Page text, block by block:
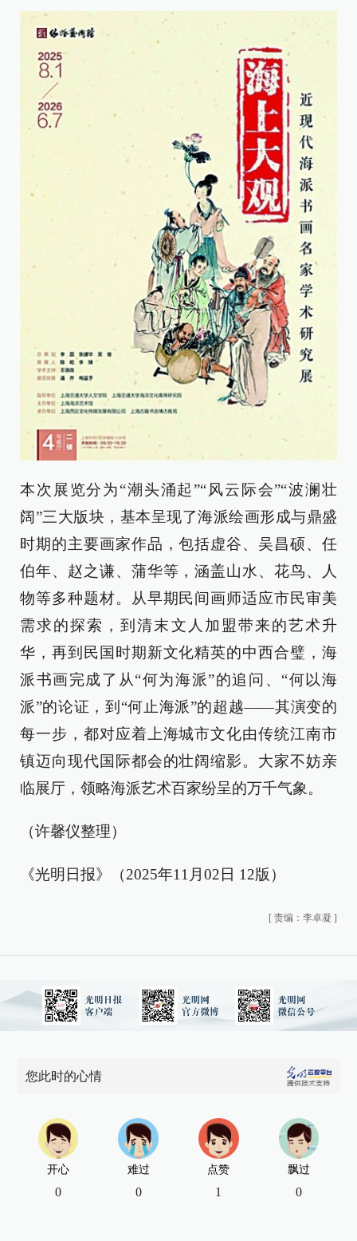
本次展览分为“潮头涌起”“风云际会”“波澜壮
阔”三大版块，基本呈现了海派绘画形成与鼎盛
时期的主要画家作品，包括虚谷、吴昌硕、任
伯年、赵之谦、蒲华等，涵盖山水、花鸟、人
物等多种题材。从早期民间画师适应市民审美
需求的探索，到清末文人加盟带来的艺术升
华，再到民国时期新文化精英的中西合璧，海
派书画完成了从“何为海派”的追问、“何以海
派”的论证，到“何止海派”的超越——其演变的
每一步，都对应着上海城市文化由传统江南市
镇迈向现代国际都会的壮阔缩影。大家不妨亲
临展厅，领略海派艺术百家纷呈的万千气象。
（许馨仪整理）
《光明日报》（2025年11月02日 12版）
[ 责编：李卓凝 ]
您此时的心情
开心
0
难过
0
点赞
1
飘过
0